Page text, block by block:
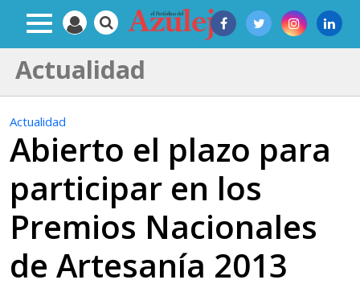
Actualidad
Actualidad
Abierto el plazo para
participar en los
Premios Nacionales
de Artesanía 2013